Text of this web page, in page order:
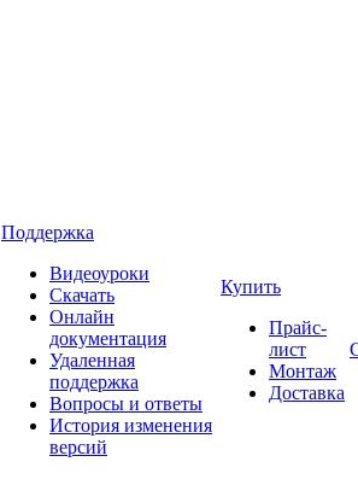
Поддержка
Видеоуроки
Скачать
Онлайн
документация
Удаленная
поддержка
Вопросы и ответы
История изменения
версий
Купить
Прайс-
лист
Монтаж
Доставка